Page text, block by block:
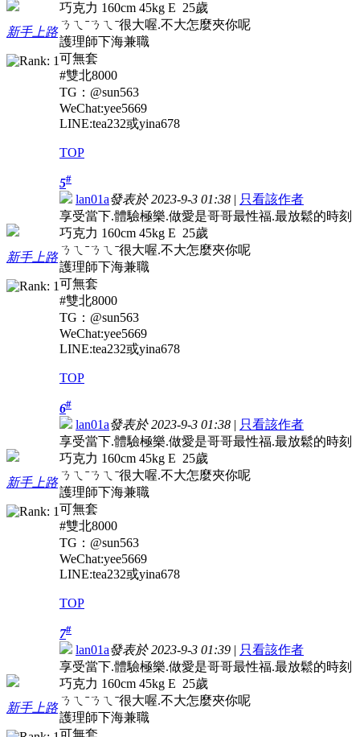
新手上路
巧克力 160cm 45kg E 25歲
ㄋㄟˉㄋㄟˉ很大喔.不大怎麼夾你呢
護理師下海兼職
可無套
#雙北8000
TG：@sun563
WeChat:yee5669
LINE:tea232或yina678
TOP
新手上路
5#
lan01a發表於 2023-9-3 01:38 | 只看該作者
享受當下.體驗極樂.做愛是哥哥最性福.最放鬆的時刻
巧克力 160cm 45kg E 25歲
ㄋㄟˉㄋㄟˉ很大喔.不大怎麼夾你呢
護理師下海兼職
可無套
#雙北8000
TG：@sun563
WeChat:yee5669
LINE:tea232或yina678
TOP
新手上路
6#
lan01a發表於 2023-9-3 01:38 | 只看該作者
享受當下.體驗極樂.做愛是哥哥最性福.最放鬆的時刻
巧克力 160cm 45kg E 25歲
ㄋㄟˉㄋㄟˉ很大喔.不大怎麼夾你呢
護理師下海兼職
可無套
#雙北8000
TG：@sun563
WeChat:yee5669
LINE:tea232或yina678
TOP
新手上路
7#
lan01a發表於 2023-9-3 01:39 | 只看該作者
享受當下.體驗極樂.做愛是哥哥最性福.最放鬆的時刻
巧克力 160cm 45kg E 25歲
ㄋㄟˉㄋㄟˉ很大喔.不大怎麼夾你呢
護理師下海兼職